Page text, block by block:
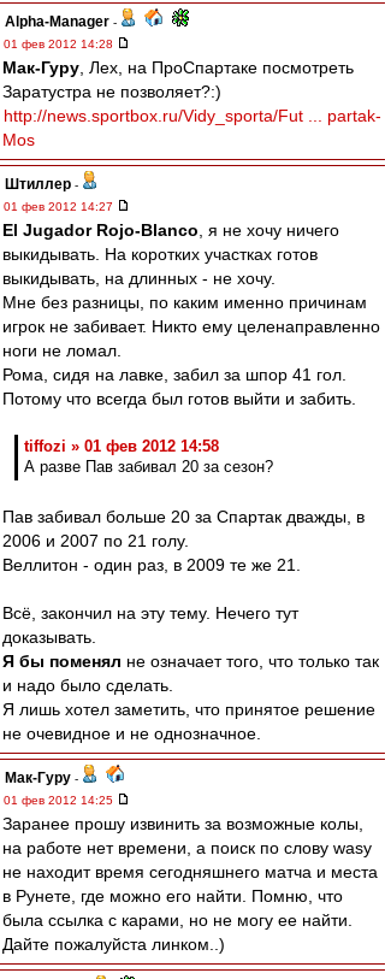
Alpha-Manager -
01 фев 2012 14:28
Мак-Гуру , Лех, на ПроСпартаке посмотреть
Заратустра не позволяет?:)
http://news.sportbox.ru/Vidy_sporta/Fut ... partak-
Mos
Штиллер -
01 фев 2012 14:27
El Jugador Rojo-Blanco , я не хочу ничего
выкидывать. На коротких участках готов
выкидывать, на длинных - не хочу.
Мне без разницы, по каким именно причинам
игрок не забивает. Никто ему целенаправленно
ноги не ломал.
Рома, сидя на лавке, забил за шпор 41 гол.
Потому что всегда был готов выйти и забить.
tiffozi » 01 фев 2012 14:58
А разве Пав забивал 20 за сезон?
Пав забивал больше 20 за Спартак дважды, в
2006 и 2007 по 21 голу.
Веллитон - один раз, в 2009 те же 21.
Всё, закончил на эту тему. Нечего тут
доказывать.
Я бы поменял не означает того, что только так
и надо было сделать.
Я лишь хотел заметить, что принятое решение
не очевидное и не однозначное.
Мак-Гуру -
01 фев 2012 14:25
Заранее прошу извинить за возможные колы,
на работе нет времени, а поиск по слову wasy
не находит время сегодняшнего матча и места
в Рунете, где можно его найти. Помню, что
была ссылка с карами, но не могу ее найти.
Дайте пожалуйста линком..)